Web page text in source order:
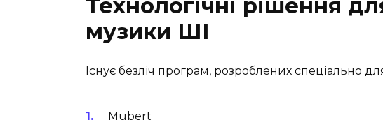
Технологічні рішення
музики ШІ
Існує безліч програм, розроблених спеціально
Mubert